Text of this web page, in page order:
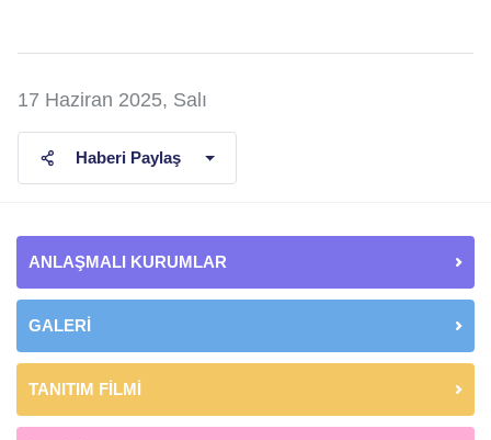
17 Haziran 2025, Salı
Haberi Paylaş
ANLAŞMALI KURUMLAR
GALERİ
TANITIM FİLMİ